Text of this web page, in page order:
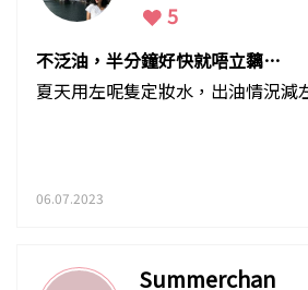
5
不泛油，半分鐘好快就唔立黐黐
啦
夏天用左呢隻定妝水，出油情況減
06.07.2023
Summerchan